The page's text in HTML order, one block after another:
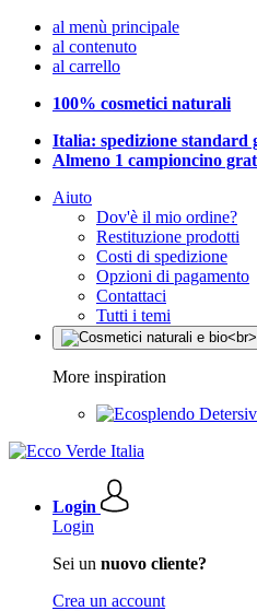
al menù principale
al contenuto
al carrello
100% cosmetici naturali
Italia: spedizione standard
Almeno 1 campioncino
Aiuto
Dov'è il mio ordine?
Restituzione prodotti
Costi di spedizione
Opzioni di pagamento
Contattaci
Tutti i temi
More inspiration
Login
Login
Sei un nuovo cliente?
Crea un account